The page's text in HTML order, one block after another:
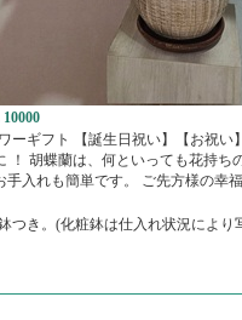
ーギフト 【誕生日祝い】【お祝い
！ 胡蝶蘭は、何といっても花持ち
手入れも簡単です。 ご先方様の幸
つき。(化粧鉢は仕入れ状況により